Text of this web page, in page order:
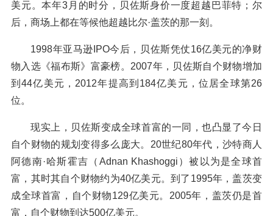
美元。本年3月的时分，贝佐斯身价一度超越巴菲特；尔
后，商场上都在等候他超越比尔·盖茨的那一刻。
1998年亚马逊IPO今后，贝佐斯凭仗16亿美元的净财
物入选《福布斯》富豪榜。2007年，贝佐斯自个财物增加
到44亿美元，2012年提高到184亿美元，位居全球第26
位。
现实上，贝佐斯变成全球首富的一同，也凸显了今日
自个财物的规划变得多么庞大。20世纪80年代，沙特商人
阿德南·哈斯霍吉（Adnan Khashoggi）被以为是全球首
富，其时其自个财物约为40亿美元。到了1995年，盖茨变
成全球首富，自个财物129亿美元。2005年，盖茨仍是首
富，自个财物到达500亿美元。